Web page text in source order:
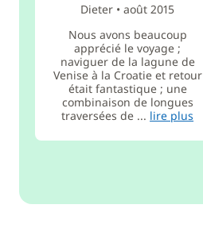
Dieter •août 2015
Nous avons beaucoup
apprécié le voyage ;
naviguer de la lagune de
Venise à la Croatie et retour
était fantastique ; une
combinaison de longues
traversées de ... lire plus